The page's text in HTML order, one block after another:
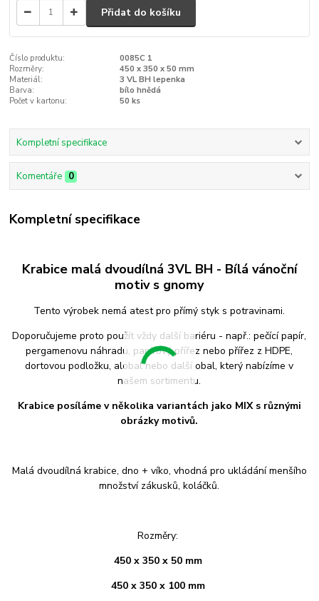
Přidat do košíku
Číslo produktu:
0085C 1
Rozměry:
450 x 350 x 50 mm
Materiál:
3 VL BH lepenka
Barva:
bílo hnědá
Počet v kartonu:
50 ks
Kompletní specifikace
Komentáře 0
Kompletní specifikace
Krabice malá dvoudílná 3VL BH - Bílá vánoční
motiv s gnomy
Tento výrobek nemá atest pro přímý styk s potravinami.
Doporučujeme proto použít vždy další bariéru - např.: pečící papír,
pergamenovu náhradu, papírový přířez nebo přířez z HDPE,
dortovou podložku, alobal nebo další obal, který nabízíme v
našem sortimentu.
Krabice posíláme v několika variantách jako MIX s různými
obrázky motivů.
Malá dvoudílná krabice, dno + víko, vhodná pro ukládání menšího
množství zákusků, koláčků.
Rozměry:
450 x 350 x 50 mm
450 x 350 x 100 mm